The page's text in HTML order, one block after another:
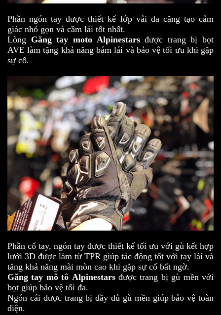
Phần ngón tay được thiết kế lớp vải da căng tạo cảm
giác nhỏ gọn và cầm lái tốt nhất.
Lòng Găng tay moto Alpinestars được trang bị bọt
AVE làm tặng khả năng bám lái và bảo vệ tối ưu khi gặp
sự cố.
Phần cổ tay, ngón tay được thiết kế tối ưu với gù kết hợp
lưới 3D được làm từ TPR giúp tác động tốt với tay lái và
tăng khả năng mài mòn cao khi gặp sự cố bất ngờ.
Găng tay mô tô Alpinestarsđược trang bị gù mền với
bọt giúp bảo vệ tối đa.
Ngón cái được trang bị đầy đủ gù mền giúp bảo vệ toàn
diện.